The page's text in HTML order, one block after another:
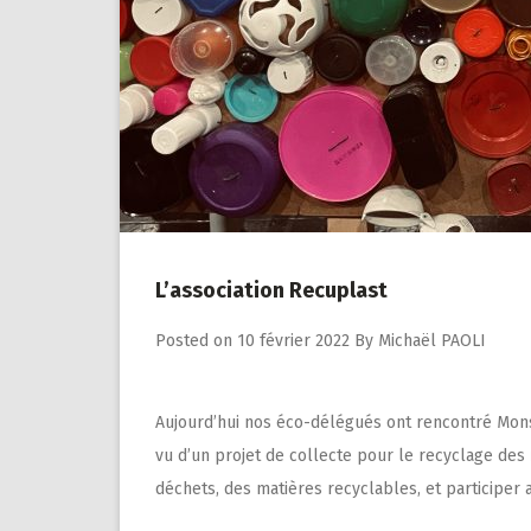
L’association Recuplast
Posted on 10 février 2022 By Michaël PAOLI
Aujourd’hui nos éco-délégués ont rencontré
vu d’un projet de collecte pour le recyclage
déchets, des matières recyclables, et participer